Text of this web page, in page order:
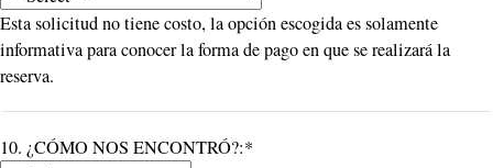
Esta solicitud no tiene costo, la opción escogida es solamente
informativa para conocer la forma de pago en que se realizará la
reserva.
10. ¿CÓMO NOS ENCONTRÓ?:*